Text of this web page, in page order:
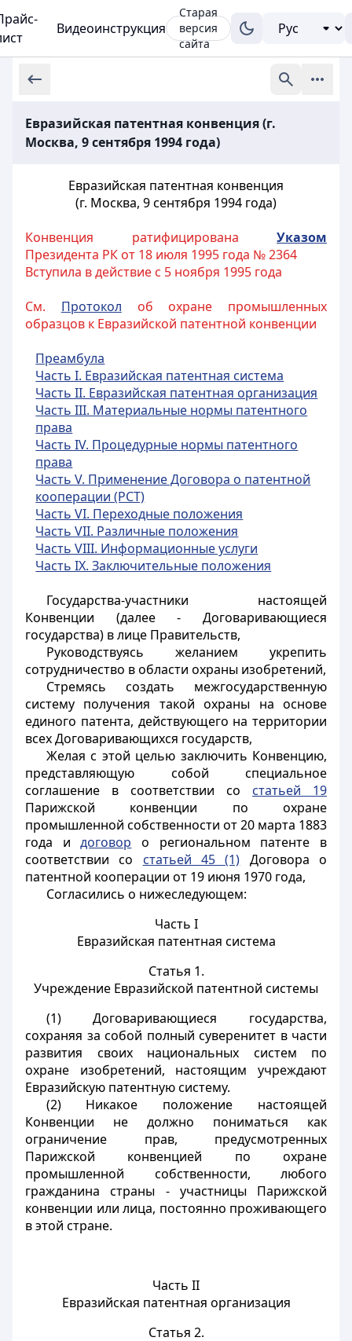
Видеоинструкция
Старая
версия
сайта
Евразийская патентная конвенция (г.
Москва, 9 сентября 1994 года)
Евразийская патентная конвенция
(г. Москва, 9 сентября 1994 года)
Конвенция ратифицирована Указом
Президента РК от 18 июля 1995 года № 2364
Вступила в действие с 5 ноября 1995 года
См. Протокол об охране промышленных
образцов к Евразийской патентной конвенции
Преамбула
Часть I. Евразийская патентная система
Часть II. Евразийская патентная организация
Часть III. Материальные нормы патентного
права
Часть IV. Процедурные нормы патентного
права
Часть V. Применение Договора о патентной
кооперации (РСТ)
Часть VI. Переходные положения
Часть VII. Различные положения
Часть VIII. Информационные услуги
Часть IX. Заключительные положения
Государства-участники настоящей
Конвенции (далее - Договаривающиеся
государства) в лице Правительств,
Руководствуясь желанием укрепить
сотрудничество в области охраны изобретений,
Стремясь создать межгосударственную
систему получения такой охраны на основе
единого патента, действующего на территории
всех Договаривающихся государств,
Желая с этой целью заключить Конвенцию,
представляющую собой специальное
соглашение в соответствии со статьей 19
Парижской конвенции по охране
промышленной собственности от 20 марта 1883
года идоговор о региональном патенте в
соответствии со статьей 45 (1) Договора о
патентной кооперации от 19 июня 1970 года,
Согласились о нижеследующем:
Часть I
Евразийская патентная система
Статья 1.
Учреждение Евразийской патентной системы
(1) Договаривающиеся государства,
сохраняя за собой полный суверенитет в части
развития своих национальных систем по
охране изобретений, настоящим учреждают
Евразийскую патентную систему.
(2) Никакое положение настоящей
Конвенции не должно пониматься как
ограничение прав, предусмотренных
Парижской конвенцией по охране
промышленной собственности, любого
гражданина страны - участницы Парижской
конвенции или лица, постоянно проживающего
в этой стране.
Часть II
Евразийская патентная организация
Статья 2.